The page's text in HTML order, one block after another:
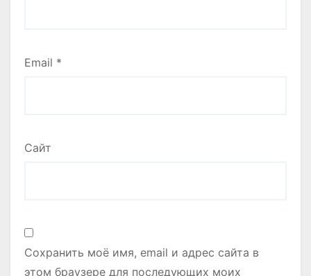
Email *
Сайт
Сохранить моё имя, email и адрес сайта в
этом браузере для последующих моих